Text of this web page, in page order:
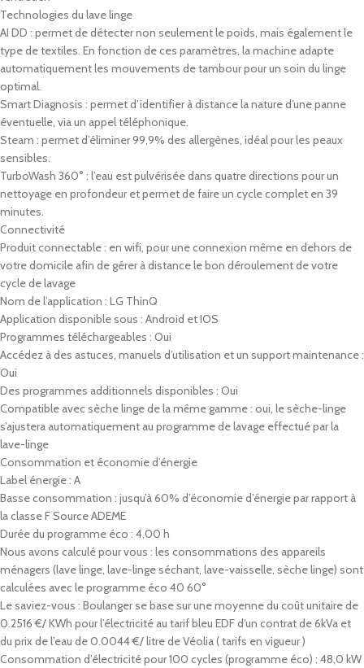
Technologies du lave linge
AI DD : permet de détecter non seulement le poids, mais également le
type de textiles. En fonction de ces paramètres, la machine adapte
automatiquement les mouvements de tambour pour un soin du linge
optimal.
Smart Diagnosis : permet d’identifier à distance la nature d’une panne
éventuelle, via un appel téléphonique.
Steam : permet d’éliminer 99,9% des allergènes, idéal pour les peaux
sensibles.
TurboWash 360° : l’eau est pulvérisée dans quatre directions pour un
nettoyage en profondeur et permet de faire un cycle complet en 39
minutes.
Connectivité
Produit connectable : en wifi, pour une connexion même en dehors de
votre domicile afin de gérer à distance le bon déroulement de votre
cycle de lavage
Nom de l’application : LG ThinQ
Application disponible sous : Android et IOS
Programmes téléchargeables : Oui
Accédez à des astuces, manuels d’utilisation et un support maintenance :
Oui
Des programmes additionnels disponibles : Oui
Compatible avec sèche linge de la même gamme : oui, le sèche-linge
s’ajustera automatiquement au programme de lavage effectué par la
lave-linge
Consommation et économie d’énergie
Label énergie : A
Basse consommation : jusqu’à 60% d’économie d’énergie par rapport à
la classe F Source ADEME
Durée du programme éco : 4,00 h
Nous avons calculé pour vous : les consommations des appareils
ménagers (lave linge, lave-linge séchant, lave-vaisselle, sèche linge) sont
calculées avec le programme éco 40 60°
Le saviez-vous : Boulanger se base sur une moyenne du coût unitaire de
0.2516 €/ KWh pour l’électricité au tarif bleu EDF d’un contrat de 6kVa et
du prix de l’eau de 0.0044 €/ litre de Véolia ( tarifs en vigueur )
Consommation d’électricité pour 100 cycles (programme éco) : 48,0 kW